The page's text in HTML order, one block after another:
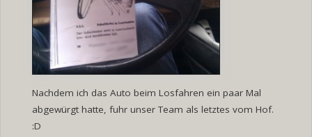
Nachdem ich das Auto beim Losfahren ein paar Mal
abgewürgt hatte, fuhr unser Team als letztes vom Hof.
:D